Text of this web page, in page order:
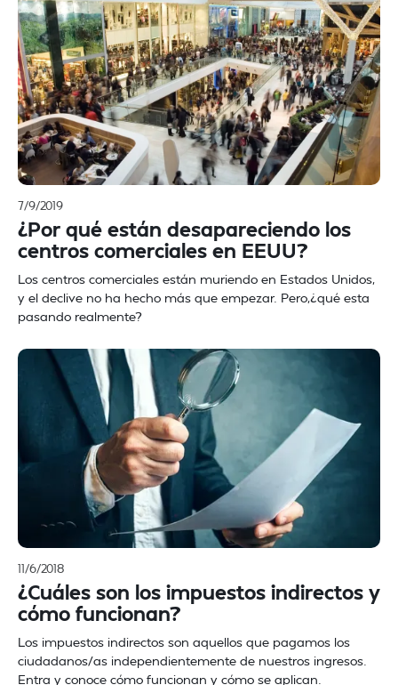
7/9/2019
¿Por qué están desapareciendo los
centros comerciales en EEUU?
Los centros comerciales están muriendo en Estados Unidos,
y el declive no ha hecho más que empezar. Pero,¿qué esta
pasando realmente?
11/6/2018
¿Cuáles son los impuestos indirectos y
cómo funcionan?
Los impuestos indirectos son aquellos que pagamos los
ciudadanos/as independientemente de nuestros ingresos.
Entra y conoce cómo funcionan y cómo se aplican.